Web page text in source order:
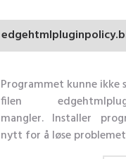
Programmet kunne ikke
filen
mangler. Installer
nytt for å løse